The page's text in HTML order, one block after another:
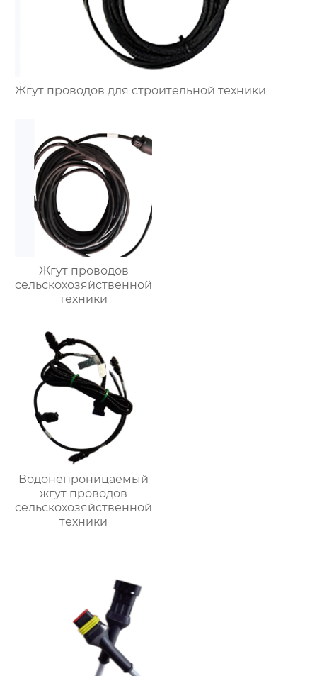
Жгут проводов для строительной техники
Жгут проводов
сельскохозяйственной
техники
Водонепроницаемый
жгут проводов
сельскохозяйственной
техники